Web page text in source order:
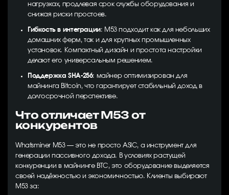
нагрузках, продлевая срок службы оборудования и
снижая риски простоев.
Гибкость в интеграции: M53 подходит как для небольших
домашних ферм, так и для крупных промышленных
установок. Компактный дизайн и простота настройки
делают его универсальным решением.
Поддержка SHA-256: майнер оптимизирован для
майнинга Bitcoin, что гарантирует стабильный доход в
долгосрочной перспективе.
Что отличает M53 от
конкурентов
Whatsminer M53 — это не просто ASIC, а инструмент для
генерации пассивного дохода. В условиях растущей
конкуренции в майнинге BTC, это оборудование выделяется
своей надёжностью и экономичностью. Клиенты выбирают
M53 за: